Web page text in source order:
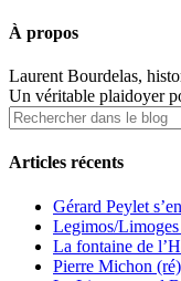
À propos
Laurent Bourdelas,
Un véritable plaidoyer
Articles récents
Gérard Peylet
Legimos/
La fontaine de
Pierre Michon